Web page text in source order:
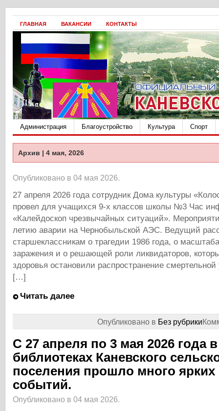
ГЛАВНАЯ ВАКАНСИИ КОНТАКТЫ
Администрация Благоустройство Культура Спорт
Архив | 4 мая, 2026
Опубликовано в 04 мая 2026.
27 апреля 2026 года сотрудник Дома культуры
провел для учащихся 9-х классов школы №3 Час
«Калейдоскоп чрезвычайных ситуаций».
летию аварии на Чернобыльской АЭС. Ведущий
старшеклассникам о трагедии 1986 года, о
заражения и о решающей роли ликвидаторов,
здоровья остановили распространение
[…]
Читать далее
Опубликовано в Без рубрики
С 27 апреля по 3 мая 2026 года в
библиотеках Каневского
поселения прошло много ярких
событий.
Опубликовано в 04 мая 2026.